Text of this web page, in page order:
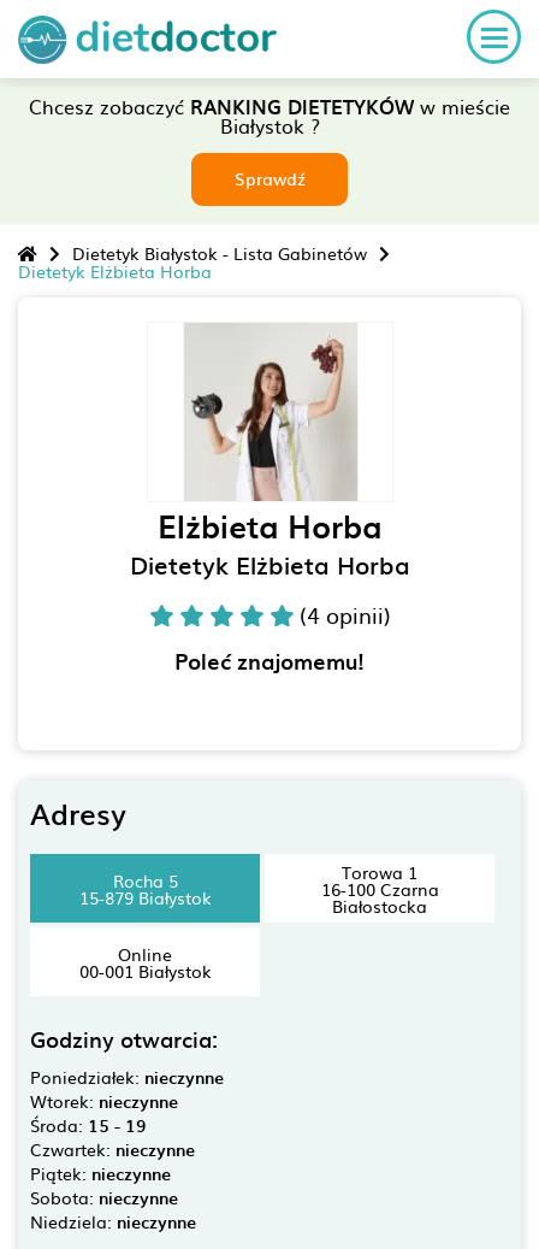
Chcesz zobaczyć RANKING DIETETYKÓWw mieście
Białystok ?
Sprawdź
Dietetyk Białystok - Lista Gabinetów
Dietetyk Elżbieta Horba
Elżbieta Horba
Dietetyk Elżbieta Horba
(4 opinii)
Poleć znajomemu!
Adresy
Rocha 5
15-879 Białystok
Torowa 1
16-100 Czarna
Białostocka
Online
00-001 Białystok
Godziny otwarcia:
Poniedziałek: nieczynne
Wtorek: nieczynne
Środa: 15 - 19
Czwartek: nieczynne
Piątek: nieczynne
Sobota: nieczynne
Niedziela: nieczynne